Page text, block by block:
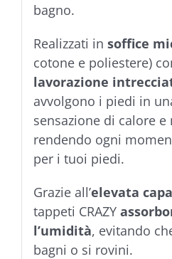
bagno.
Realizzati in soffice
cotone e poliestere)
lavorazione
avvolgono i piedi in
sensazione di calore e
rendendo ogni
per i tuoi piedi.
Grazie all’elevata
tappeti CRAZY
l’umidità, evitando
bagni o si rovini.